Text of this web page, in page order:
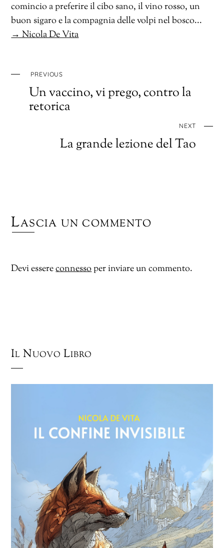
comincio a preferire il cibo sano, il vino rosso, un
buon sigaro e la compagnia delle volpi nel bosco...
→ Nicola De Vita
PREVIOUS
Un vaccino, vi prego, contro la
retorica
NEXT
La grande lezione del Tao
Lascia un commento
Devi essereconnessoper inviare un commento.
Il Nuovo Libro